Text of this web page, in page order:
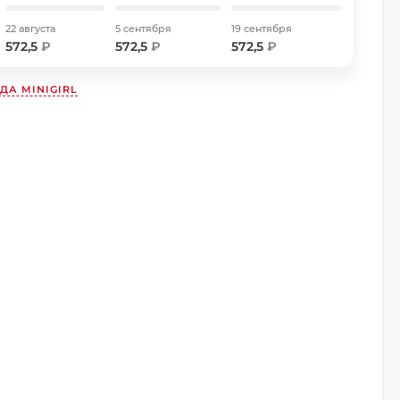
22 августа
572,5₽
5 сентября
572,5₽
19 сентября
572,5₽
MINIGIRL